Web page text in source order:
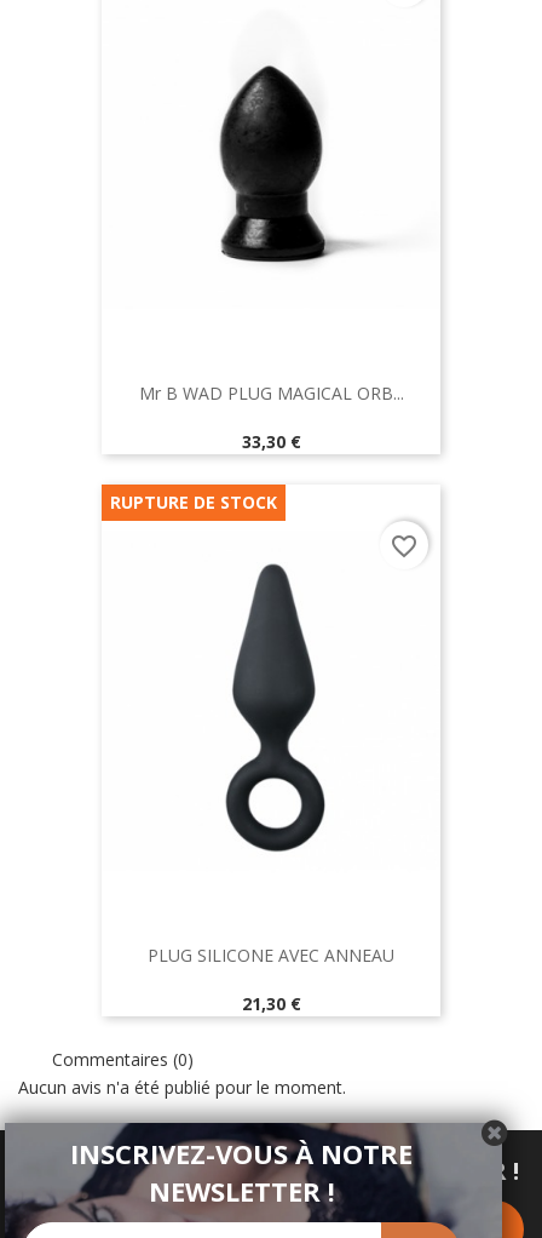
Mr B WAD PLUG MAGICAL ORB...
Prix
33,30 €
RUPTURE DE STOCK
PLUG SILICONE AVEC ANNEAU
Prix
21,30 €
favorite_border
Commentaires (0)
Aucun avis n'a été publié pour le moment.
INSCRIVEZ-VOUS À NOTRE NEWSLETTER !
INSCRIVEZ-VOUS À NOTRE
NEWSLETTER !